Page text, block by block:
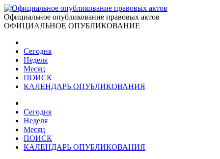
Официальное опубликование правовых актов
ОФИЦИАЛЬНОЕ ОПУБЛИКОВАНИЕ
Сегодня
Неделя
Месяц
ПОИСК
КАЛЕНДАРЬ ОПУБЛИКОВАНИЯ
Сегодня
Неделя
Месяц
ПОИСК
КАЛЕНДАРЬ ОПУБЛИКОВАНИЯ